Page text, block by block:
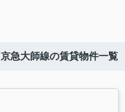
京急大師線の賃貸物件一覧